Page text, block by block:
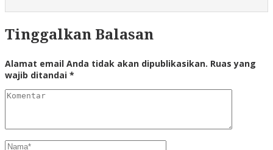
Tinggalkan Balasan
Alamat email Anda tidak akan dipublikasikan. Ruas yang
wajib ditandai *